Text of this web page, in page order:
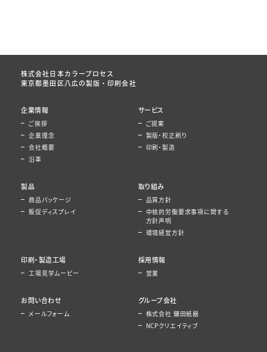
株式会社日本カラープロセス
東京都墨田区八広の製版・印刷会社
企業情報
ご挨拶
企業理念
会社概要
沿革
サービス
ご提案
製版・校正刷り
印刷・製造
製品
商品パッケージ
販促ディスプレイ
取り組み
品質方針
中核的労働要求事項に関する
方針声明
環境経営方針
印刷・製造工場
工場見学ムービー
採用情報
営業
お問い合わせ
メールフォーム
グループ会社
株式会社 鎌田紙器
NCPクリエイティブ